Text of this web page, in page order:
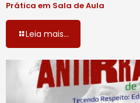
Prática em Sala de Aula
Leia mais...